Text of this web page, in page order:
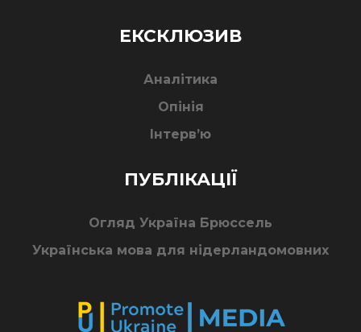
ЕКСКЛЮЗИВ
Аналітика
Опінія
Інтерв’ю
ПУБЛІКАЦІЇ
Огляд Україна Брюссель
Українська мова для нідерландомовних